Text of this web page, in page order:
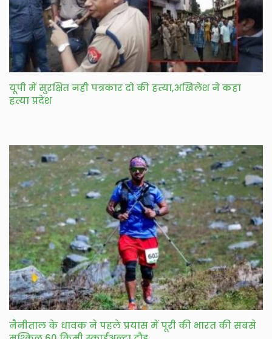
यूपी में सुरक्षित नही पत्रकार दो की हत्या,अखिलेश ने कहा
हत्या प्रदेश
नैनीताल के धावक ने पहले प्रयास में पूरी की भारत की सबसे